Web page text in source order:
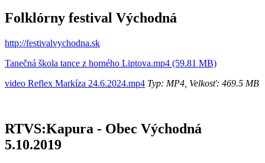
Folklórny festival Východná
http://festivalvychodna.sk
Tanečná škola tance z horného Liptova.mp4 (59.81 MB)
video Reflex Markíza 24.6.2024.mp4 Typ: MP4, Velkosť: 469.5 MB
RTVS:Kapura - Obec Východná
5.10.2019